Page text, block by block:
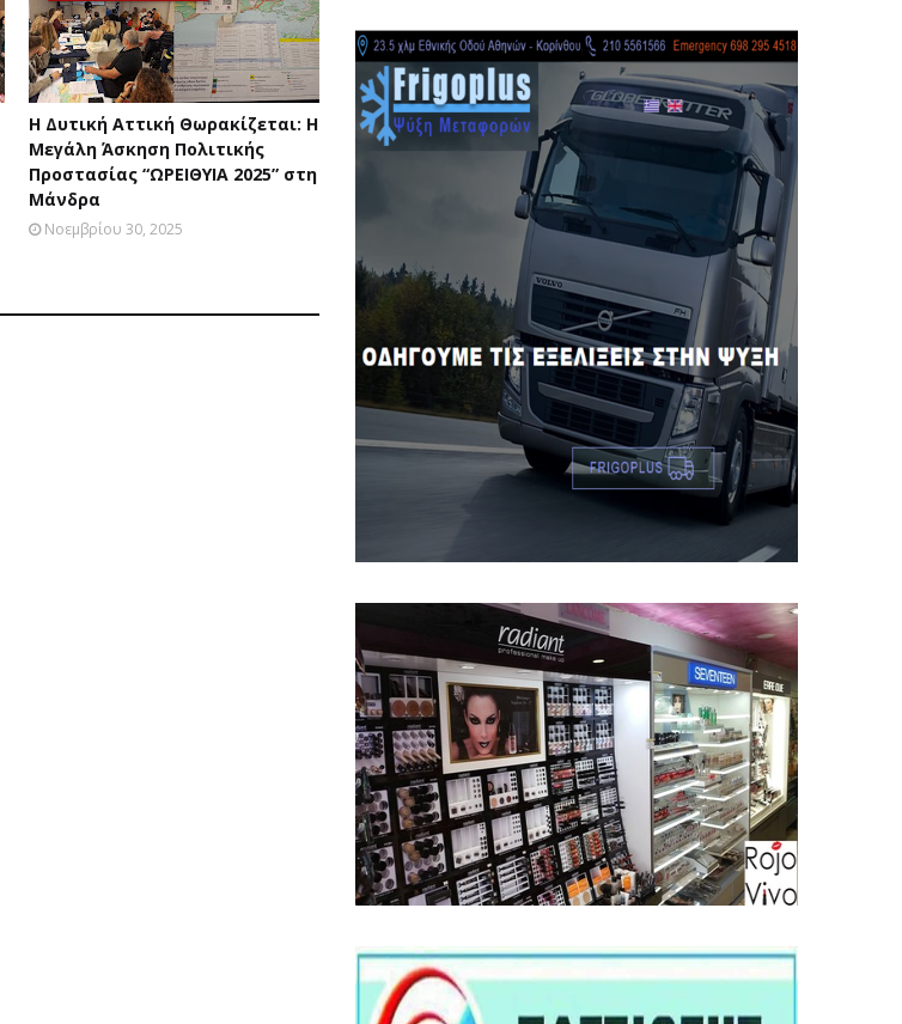
Η Δυτική Αττική Θωρακίζεται: Η
Μεγάλη Άσκηση Πολιτικής
Προστασίας “ΩΡΕΙΘΥΙΑ 2025” στη
Μάνδρα
Νοεμβρίου 30, 2025